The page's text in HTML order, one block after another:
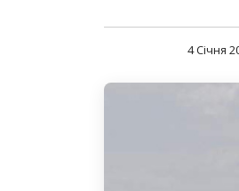
4 Січня